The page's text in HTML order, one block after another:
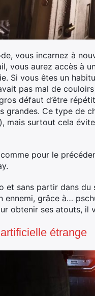
vous incarnez à
vous aurez accès à
Si vous êtes un
pas mal de
défaut d’être
grandes. Ce type de
mais surtout cela
comme pour le
et sans partir dans du
ennemi, grâce à…
obtenir ses atouts, il
étrange